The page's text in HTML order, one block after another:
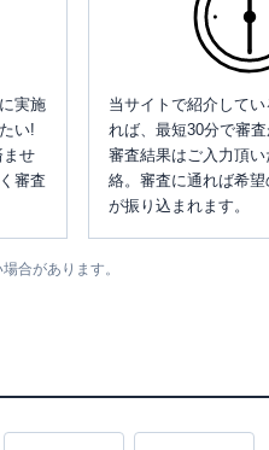
実施
い!
ませ
審査
当サイトで紹介して
れば、最短30分で審査
審査結果はご入力頂
絡。審査に通れば希
が振り込まれます。
合があります。